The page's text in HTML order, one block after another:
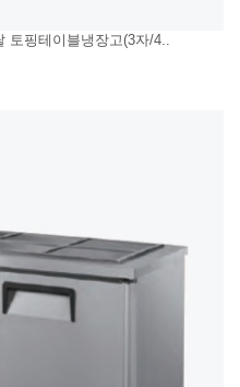
토핑테이블냉장고(3자/4..